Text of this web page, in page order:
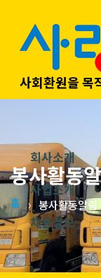
사회환원을 목
회사소개
사업소개
채용정보
봉사활동
홈 봉사활동알림